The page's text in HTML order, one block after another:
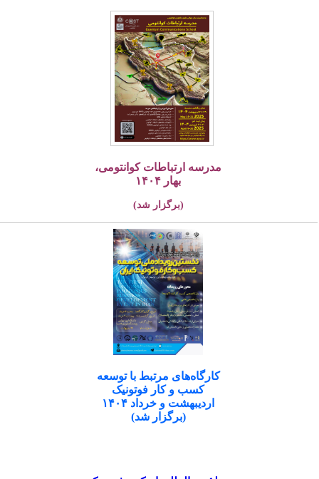
مدرسه ارتباطات کوانتومی،
بهار ۱۴۰۴
(برگزار شد)
کارگاه‌های مرتبط با توسعه
کسب و کار فوتونیک
اردیبهشت و خرداد ۱۴۰۴
(برگزار شد)